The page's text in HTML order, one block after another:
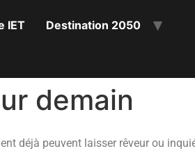
IET
Destination 2050
demain
déjà peuvent laisser rêveur ou